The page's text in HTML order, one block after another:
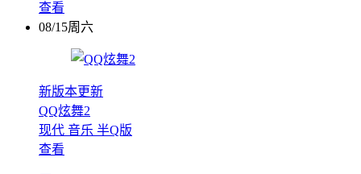
查看
08/15周六
新版本更新
QQ炫舞2
现代 音乐 半Q版
查看